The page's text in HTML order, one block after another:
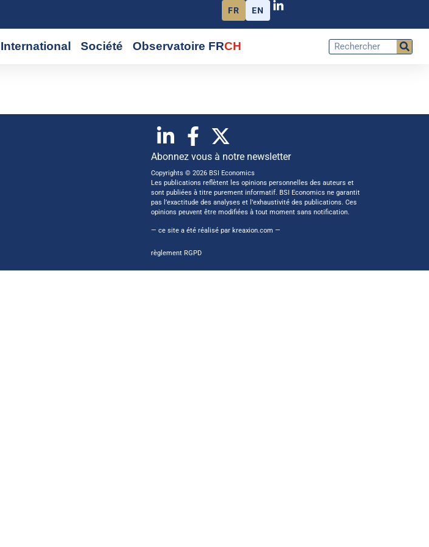
FR EN
International Société Observatoire FRCH
Abonnez vous à notre newsletter
Copyrights © 2026 BSI Economics
Les publications reflètent les opinions personnelles des auteurs et
sont publiées à titre purement informatif. BSI Economics ne garantit
pas l’exactitude des analyses et l’exhaustivité des publications. Ces
opinions peuvent être modifiées à tout moment sans notification.
— ce site a été réalisé par kreaxion.com —
règlement RGPD